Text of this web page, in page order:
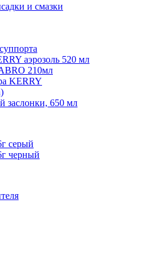
и смазки
аэрозоль 520 мл
210мл
KERRY
заслонки, 650 мл
серый
черный